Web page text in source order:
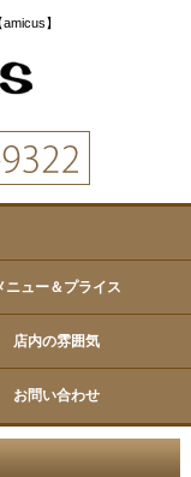
】
ニュー＆プライス
店内の雰囲気
お問い合わせ